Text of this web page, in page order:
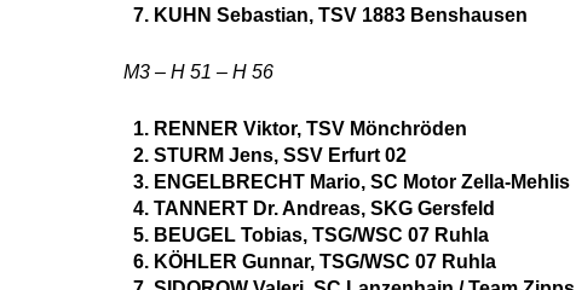
KUHN Sebastian, TSV 1883 Benshausen
M3 – H 51 – H 56
RENNER Viktor, TSV Mönchröden
STURM Jens, SSV Erfurt 02
ENGELBRECHT Mario, SC Motor Zella-Mehlis
TANNERT Dr. Andreas, SKG Gersfeld
BEUGEL Tobias, TSG/WSC 07 Ruhla
KÖHLER Gunnar, TSG/WSC 07 Ruhla